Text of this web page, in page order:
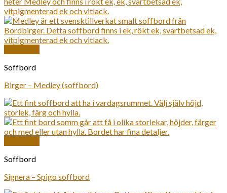
Soffbord
Birger – Medley (soffbord)
Soffbord
Signera – Spigo soffbord